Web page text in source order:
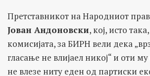
Претставникот на Народниот
Јован Андоновски, кој, исто
комисијата, за БИРН вели дека
гласање не влијаел никој“ и оти
не влезе ниту еден од партиски